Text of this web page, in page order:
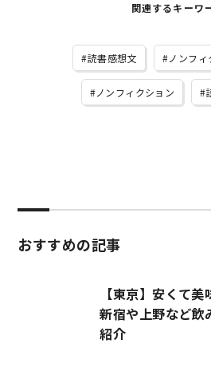
関連するキーワ
読書感想文 ノンフ
ノンフィクション
おすすめの記事
【東京】安くて
新宿や上野など飲
紹介